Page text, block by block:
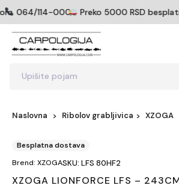
064/114-0005Preko 5000 RSD
Upišite pojam
Naslovna Ribolov grabljivica XZOGA
Besplatna dostava
Brend: XZOGASKU: LFS 80HF2
XZOGA LIONFORCE LFS –